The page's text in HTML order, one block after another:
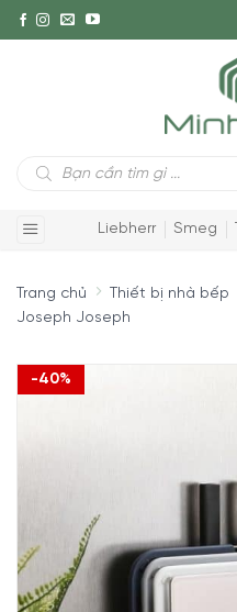
Tìm
kiếm
Liebherr Smeg
Trang chủ Thiết bị nhà bếp
Joseph Joseph
-40%